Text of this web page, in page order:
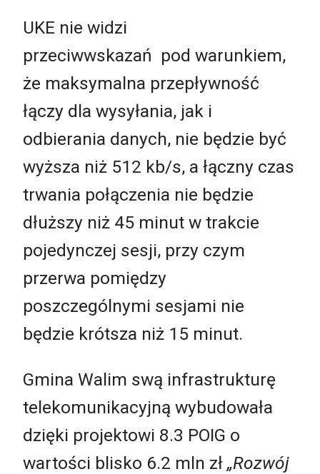
UKE nie widzi
przeciwwskazań pod warunkiem,
że maksymalna przepływność
łączy dla wysyłania, jak i
odbierania danych, nie będzie być
wyższa niż 512 kb/s, a łączny czas
trwania połączenia nie będzie
dłuższy niż 45 minut w trakcie
pojedynczej sesji, przy czym
przerwa pomiędzy
poszczególnymi sesjami nie
będzie krótsza niż 15 minut.
Gmina Walim swą infrastrukturę
telekomunikacyjną wybudowała
dzięki projektowi 8.3 POIG o
wartości blisko 6.2 mln zł „Rozwój